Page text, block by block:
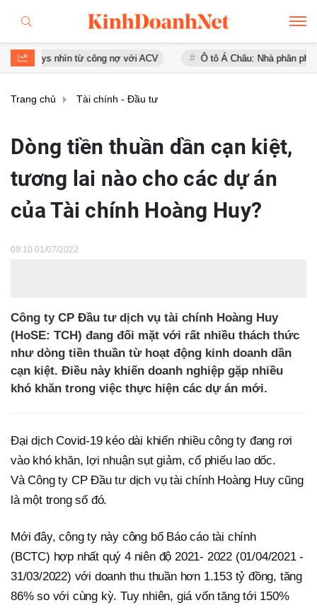
nhìn từ công nợ với ACV Ô tô Á Châu: Nhà phân phối Audi tại
Trang chủ Tài chính - Đầu tư
Dòng tiền thuần dần cạn kiệt,
tương lai nào cho các dự án
của Tài chính Hoàng Huy?
09:10 01/07/2022
Công ty CP Đầu tư dịch vụ tài chính Hoàng Huy
(HoSE: TCH) đang đối mặt với rất nhiều thách thức
như dòng tiền thuần từ hoạt động kinh doanh dần
cạn kiệt. Điều này khiến doanh nghiệp gặp nhiều
khó khăn trong việc thực hiện các dự án mới.
Đại dịch Covid-19 kéo dài khiến nhiều công ty đang rơi
vào khó khăn, lợi nhuận sụt giảm, cổ phiếu lao dốc.
Và Công ty CP Đầu tư dịch vụ tài chính Hoàng Huy cũng
là một trong số đó.
Mới đây, công ty này công bố Báo cáo tài chính
(BCTC) hợp nhất quý 4 niên độ 2021- 2022 (01/04/2021 -
31/03/2022) với doanh thu thuần hơn 1.153 tỷ đồng, tăng
86% so với cùng kỳ. Tuy nhiên, giá vốn tăng tới 150%